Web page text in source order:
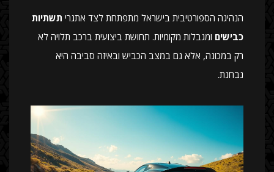
הנהיגה הספורטיבית בישראל מתפתחת לצד אתגרי תשתיות
כבישים ומגבלות מקומיות. תחושת ביצועית ברכב תלויה לא
רק במכונה, אלא גם במצב הכביש ובאיזה סביבה היא
נבחנת.